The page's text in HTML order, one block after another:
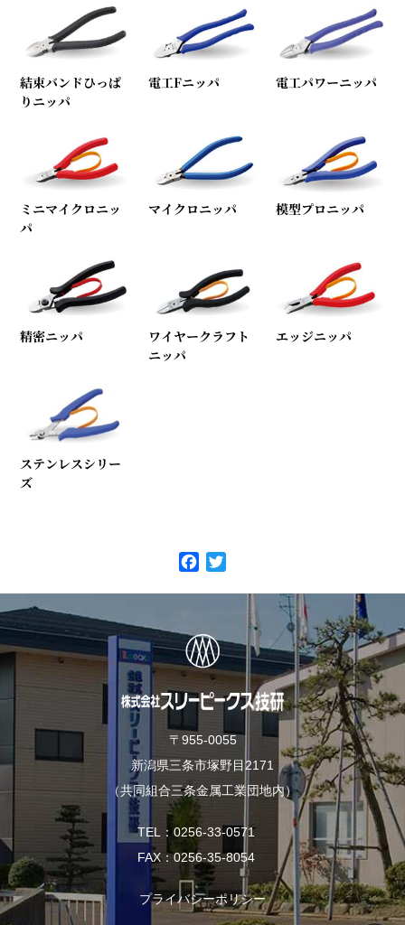
結束バンドひっぱ
りニッパ
電工Fニッパ 電工パワーニッパ
ミニマイクロニッ
パ
マイクロニッパ 模型プロニッパ
精密ニッパ
ワイヤークラフト
ニッパ
エッジニッパ
ステンレスシリー
ズ
b
o
k
t
e
〒955-0055
新潟県三条市塚野目2171
（共同組合三条金属工業団地内）
TEL
0256-33-0571
FAX
0256-35-8054
プライバシーポリシー